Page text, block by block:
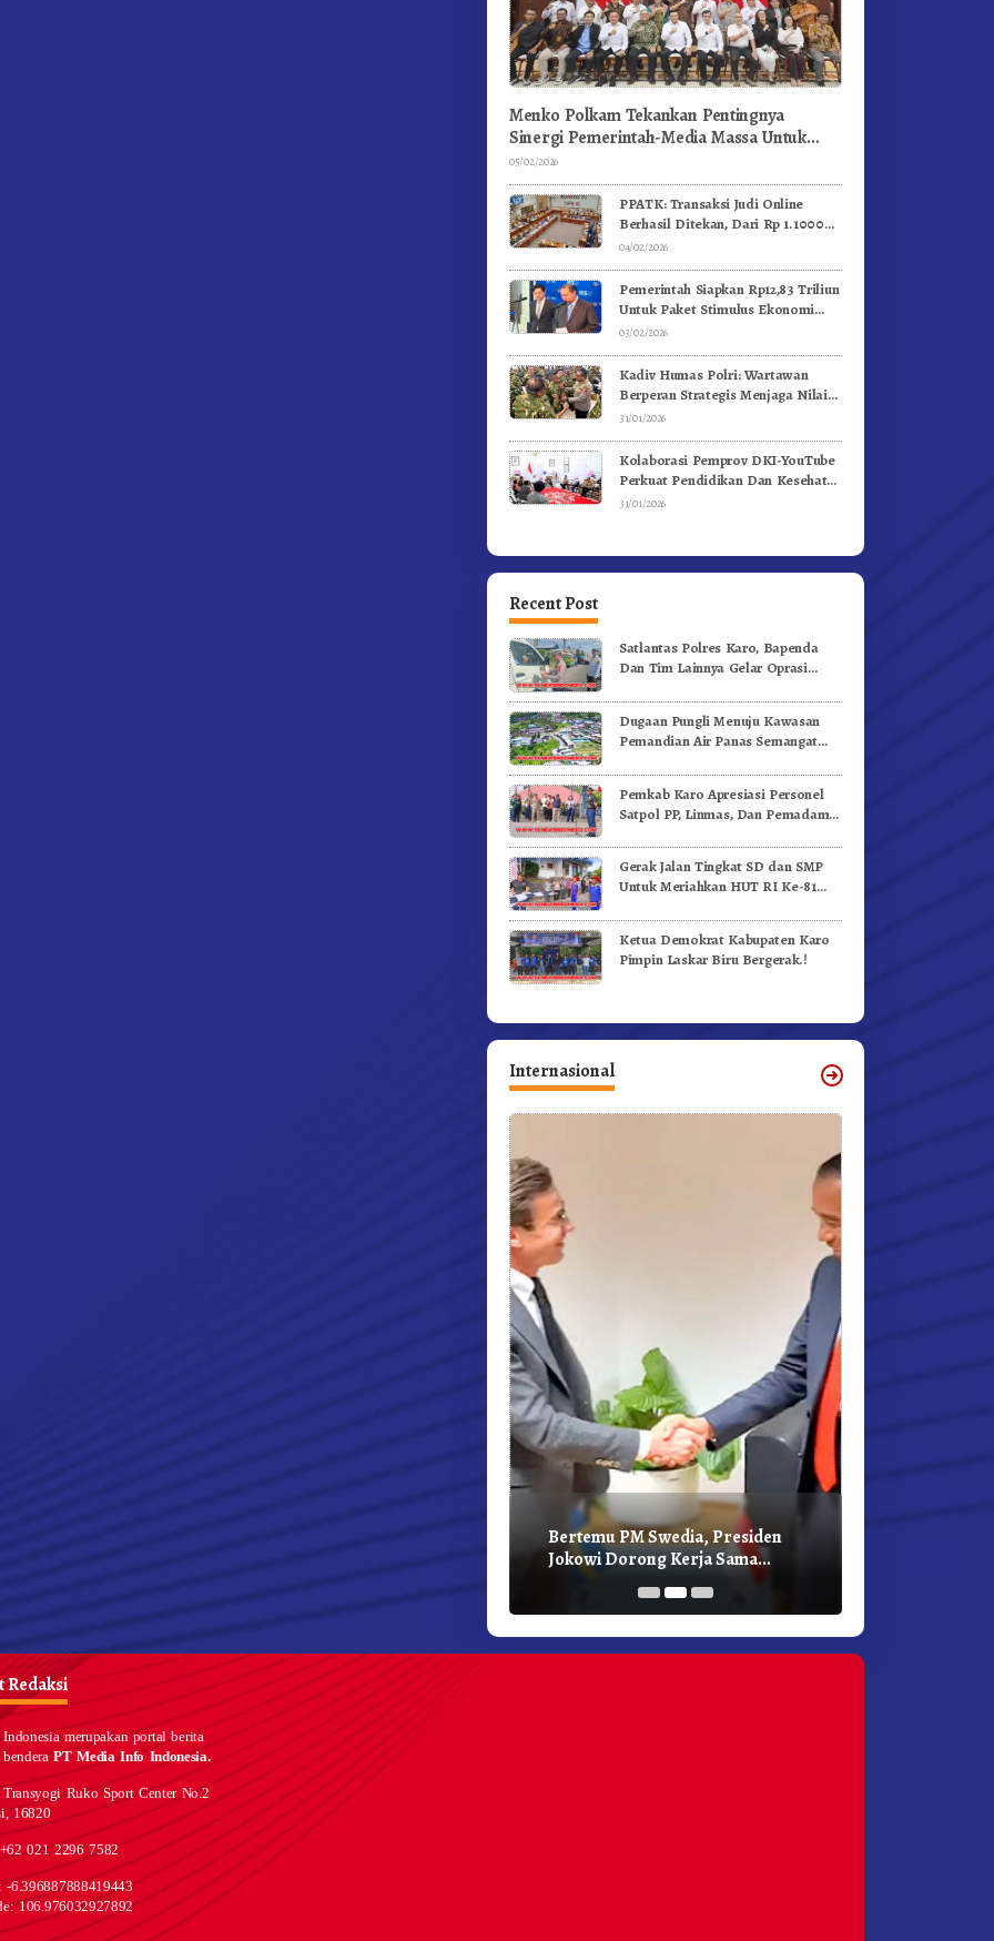
Menko Polkam Tekankan Pentingnya
Sinergi Pemerintah-Media Massa Untuk
Jaga Stabilitas Bangsa
05/02/2026
PPATK: Transaksi Judi Online
Berhasil Ditekan, Dari Rp 1.1000
Triliun Menjadi Rp 268 Triliun
04/02/2026
Pemerintah Siapkan Rp12,83 Triliun
Untuk Paket Stimulus Ekonomi
Kuartal I-2026
03/02/2026
Kadiv Humas Polri: Wartawan
Berperan Strategis Menjaga Nilai
Kebangsaan, Demokrasi, dan NKRI
31/01/2026
Kolaborasi Pemprov DKI-YouTube
Perkuat Pendidikan Dan Kesehatan
Mental
31/01/2026
Recent Post
Satlantas Polres Karo, Bapenda
Dan Tim Lainnya Gelar Oprasi
Dugaan Pungli Menuju Kawasan
Pemandian Air Panas Semangat
Videokan!
Pemkab Karo Apresiasi Personel
Satpol PP, Linmas, Dan Pemadam
Gerak Jalan Tingkat SD dan SMP
Untuk Meriahkan HUT RI Ke-81
Ketua Demokrat Kabupaten Karo
Pimpin Laskar Biru Bergerak.!
Internasional
Bertemu PM Swedia, Presiden
Jokowi Dorong Kerja Sama
Pembangunan Hijau
Redaksi
Indonesia merupakan portal berita
benderaPT Media Info Indonesia.
Ruko Sport Center No.2
16820
021 2296 7582
-6.396887888419443
106.976032927892